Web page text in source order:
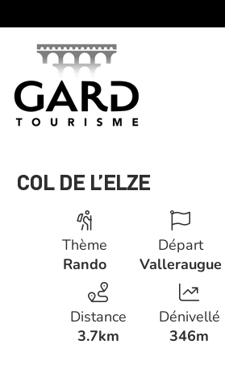
COL DE L’ELZE
Thème
Rando
Départ
Valleraugue
Distance
3.7km
Dénivellé
346m